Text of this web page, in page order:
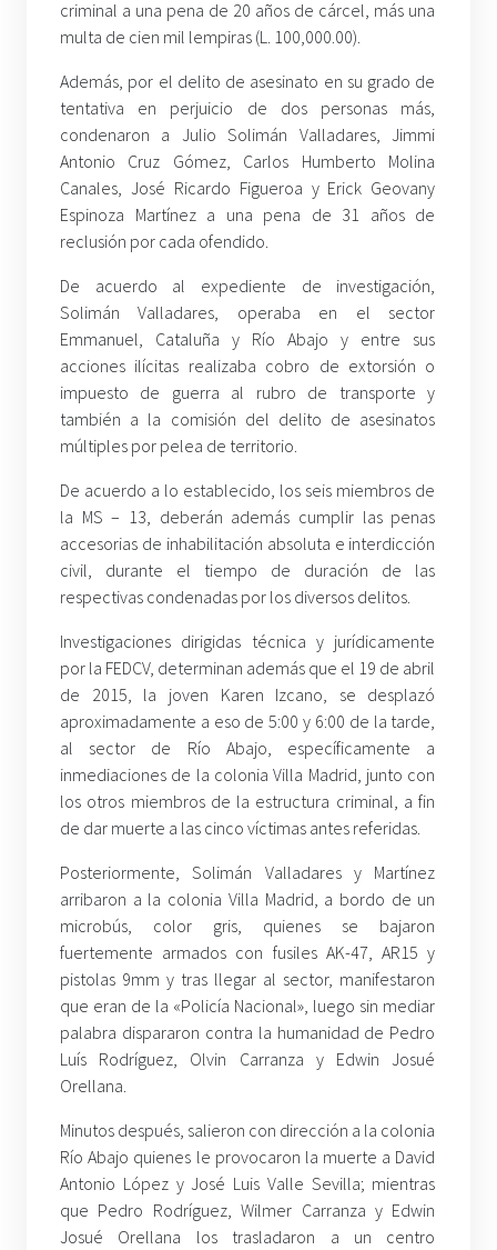
criminal a una pena de 20 años de cárcel, más una
multa de cien mil lempiras (L. 100,000.00).
Además, por el delito de asesinato en su grado de
tentativa en perjuicio de dos personas más,
condenaron a Julio Solimán Valladares, Jimmi
Antonio Cruz Gómez, Carlos Humberto Molina
Canales, José Ricardo Figueroa y Erick Geovany
Espinoza Martínez a una pena de 31 años de
reclusión por cada ofendido.
De acuerdo al expediente de investigación,
Solimán Valladares, operaba en el sector
Emmanuel, Cataluña y Río Abajo y entre sus
acciones ilícitas realizaba cobro de extorsión o
impuesto de guerra al rubro de transporte y
también a la comisión del delito de asesinatos
múltiples por pelea de territorio.
De acuerdo a lo establecido, los seis miembros de
la MS – 13, deberán además cumplir las penas
accesorias de inhabilitación absoluta e interdicción
civil, durante el tiempo de duración de las
respectivas condenadas por los diversos delitos.
Investigaciones dirigidas técnica y jurídicamente
por la FEDCV, determinan además que el 19 de abril
de 2015, la joven Karen Izcano, se desplazó
aproximadamente a eso de 5:00 y 6:00 de la tarde,
al sector de Río Abajo, específicamente a
inmediaciones de la colonia Villa Madrid, junto con
los otros miembros de la estructura criminal, a fin
de dar muerte a las cinco víctimas antes referidas.
Posteriormente, Solimán Valladares y Martínez
arribaron a la colonia Villa Madrid, a bordo de un
microbús, color gris, quienes se bajaron
fuertemente armados con fusiles AK-47, AR15 y
pistolas 9mm y tras llegar al sector, manifestaron
que eran de la «Policía Nacional», luego sin mediar
palabra dispararon contra la humanidad de Pedro
Luís Rodríguez, Olvin Carranza y Edwin Josué
Orellana.
Minutos después, salieron con dirección a la colonia
Río Abajo quienes le provocaron la muerte a David
Antonio López y José Luis Valle Sevilla; mientras
que Pedro Rodríguez, Wilmer Carranza y Edwin
Josué Orellana los trasladaron a un centro